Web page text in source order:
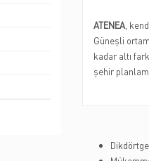
ATENEA,
Güneşli
kadar altı
şehir